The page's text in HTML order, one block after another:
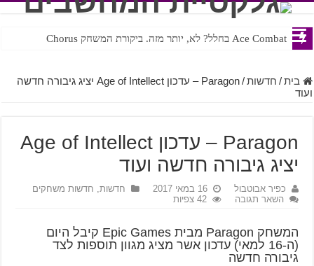
Ace Combat בחלל? לא, יותר מזה. ביקורת המשחק Chorus
Steven Universe והשירים שתורגמו בצורה נוראית לעברית
בית / חדשות /
Paragon – עדכון Age of Intellect יציג גיבורה חדשה
ועוד
Paragon – עדכון Age of Intellect
יציג גיבורה חדשה ועוד
כפיר אבוטבול 16 במאי 2017 חדשות, חדשות משחקים
השאר תגובה
42 צפיות
המשחק Paragon מבית Epic Games קיבל היום
(ה-16 למאי) עדכון אשר מציג מגוון תוספות לצד
גיבורה חדשה